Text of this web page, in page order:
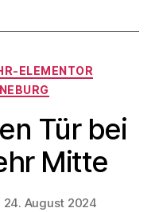
ELEMENTOR
Tür bei
Mitte
24. August 2024